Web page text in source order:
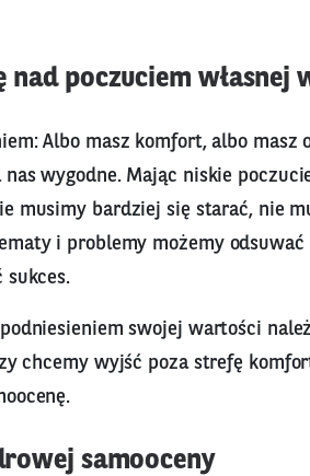
nad poczuciem własnej
Albo masz komfort, albo masz
wygodne. Mając niskie
musimy bardziej się starać, nie
i problemy możemy
sukces.
swojej wartości
chcemy wyjść poza strefę
samooceny